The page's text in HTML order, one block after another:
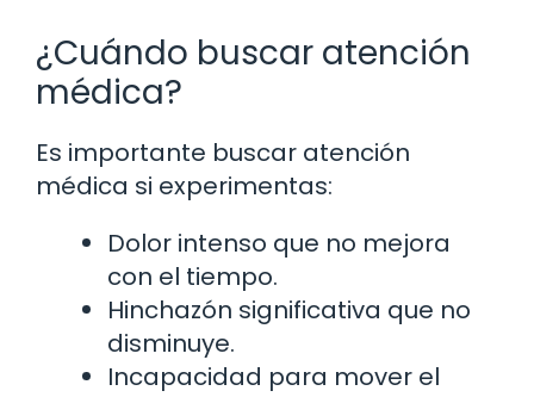
¿Cuándo buscar atención
médica?
Es importante buscar atención
médica si experimentas:
Dolor intenso que no mejora
con el tiempo.
Hinchazón significativa que no
disminuye.
Incapacidad para mover el